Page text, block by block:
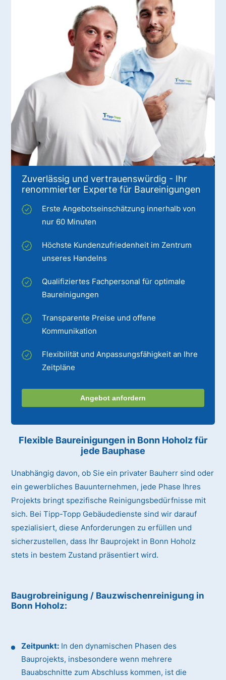
Zuverlässig und vertrauenswürdig - Ihr
renommierter Experte für Baureinigungen
Erste Angebotseinschätzung innerhalb von
nur 60 Minuten
Höchste Kundenzufriedenheit im Zentrum
unseres Handelns
Qualifiziertes Fachpersonal für optimale
Baureinigungen
Transparente Preise und offene
Kommunikation
Flexibilität und Anpassungsfähigkeit an Ihre
Zeitpläne
Angebot anfordern
Flexible Baureinigungen in Bonn Hoholzfür
jede Bauphase
Unabhängig davon, ob Sie ein privater Bauherr sind oder
ein gewerbliches Bauunternehmen, jede Phase Ihres
Projekts bringt spezifische Reinigungsbedürfnisse mit
sich. Bei Tipp-Topp Gebäudedienste sind wir darauf
spezialisiert, diese Anforderungen zu erfüllen und
sicherzustellen, dass Ihr Bauprojekt in Bonn Hoholz
stets in bestem Zustand präsentiert wird.
Baugrobreinigung / Bauzwischenreinigung in
Bonn Hoholz:
Zeitpunkt: In den dynamischen Phasen des
Bauprojekts, insbesondere wenn mehrere
Bauabschnitte zum Abschluss kommen, ist die